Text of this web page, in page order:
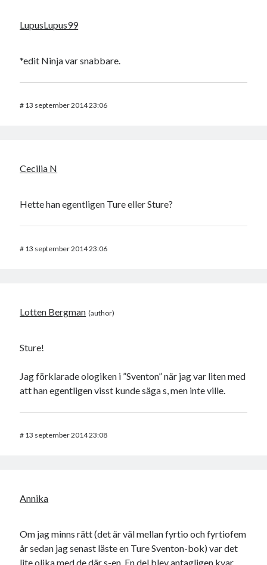
LupusLupus99
*edit Ninja var snabbare.
# 13 september 2014 23:06
Cecilia N
Hette han egentligen Ture eller Sture?
# 13 september 2014 23:06
Lotten Bergman
Sture!
Jag förklarade ologiken i ”Sventon” när jag var liten med
att han egentligen visst kunde säga s, men inte ville.
# 13 september 2014 23:08
Annika
Om jag minns rätt (det är väl mellan fyrtio och fyrtiofem
år sedan jag senast läste en Ture Sventon-bok) var det
lite olika med de där s-en. En del blev antagligen kvar